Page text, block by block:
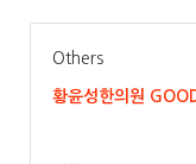
Others
황윤성한의원